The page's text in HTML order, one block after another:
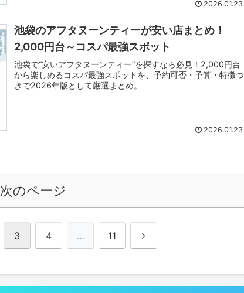
2026.01.23
池袋のアフタヌーンティーが安い店まとめ！
2,000円台～コスパ最強スポット
池袋で“安いアフタヌーンティー”を探すなら必見！2,000円台
から楽しめるコスパ最強スポットを、予約可否・予算・特徴つ
きで2026年版として厳選まとめ。
2026.01.23
次のページ
3 4 … 11 次